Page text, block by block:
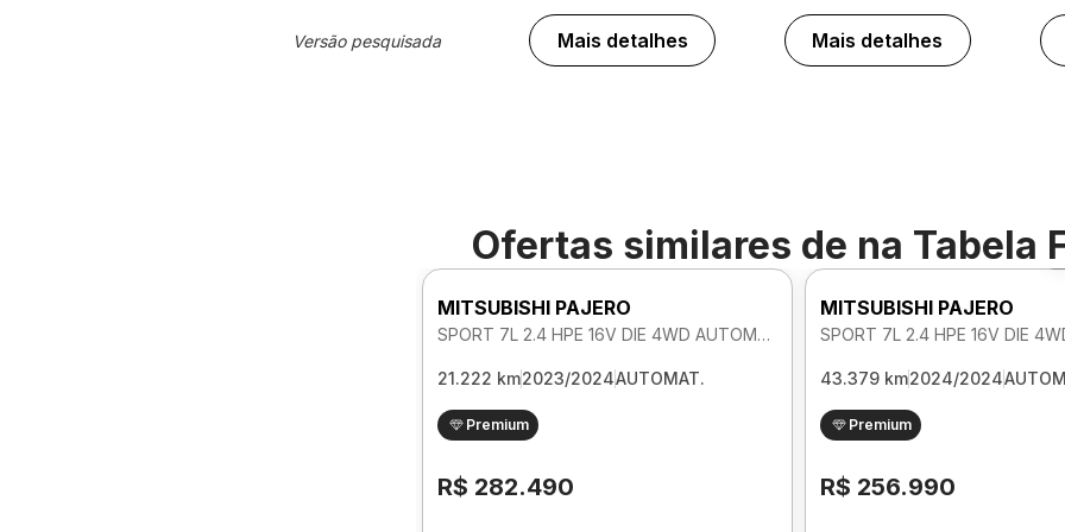
Versão pesquisada Mais detalhes Mais detalhes
Ofertas similares de na Tabela
MITSUBISHI PAJERO
SPORT 7L 2.4 HPE 16V DIE 4WD AUTOMATICO
21.222 km2023/2024AUTOMAT.
Premium
R$ 282.490
MITSUBISHI PAJERO
43.379 km2024/2024
Premium
R$ 256.990